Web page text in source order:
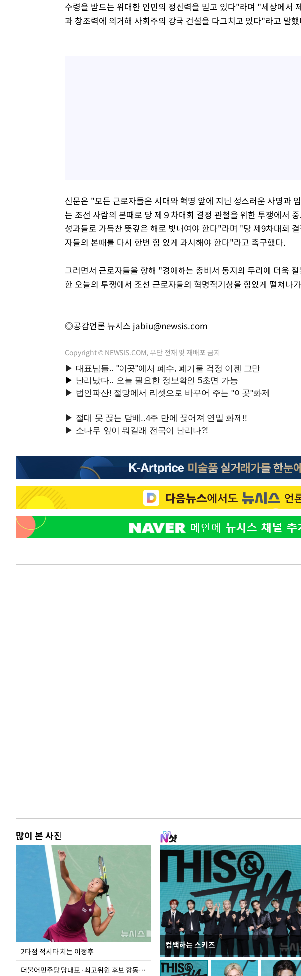
수령을 받드는 위대한 인민의 정신력을 믿고 있다"라며 "세상에서
과 창조력에 의거해 사회주의 강국 건설을 다그치고 있다"라고 말
신문은 "모든 근로자들은 시대와 혁명 앞에 지닌 성스러운 사명과
는 조선 사람의 본때로 당 제９차대회 결정 관철을 위한 투쟁에서
성과들로 가득찬 뜻깊은 해로 빛내여야 한다"라며 "당 제9차대회
자들의 본때를 다시 한번 힘 있게 과시해야 한다"라고 촉구했다.
그러면서 근로자들을 향해 "경애하는 총비서 동지의 두리에 더욱
한 오늘의 투쟁에서 조선 근로자들의 혁명적기상을 힘있게 떨쳐나
◎공감언론 뉴시스 jabiu@newsis.com
Copyright © NEWSIS.COM, 무단 전재 및 재배포 금지
많이 본 사진
2타점 적시타 치는 이정후
더불어민주당 당대표·최고위원 후보 합동연설회
컴백하는 스키즈
청와대 일주일